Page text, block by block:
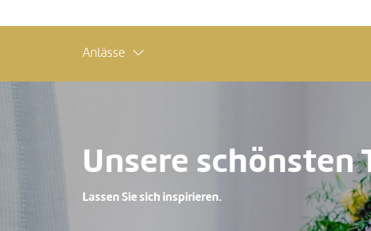
Anlässe
Unsere schönsten
Lassen Sie sich inspirieren.